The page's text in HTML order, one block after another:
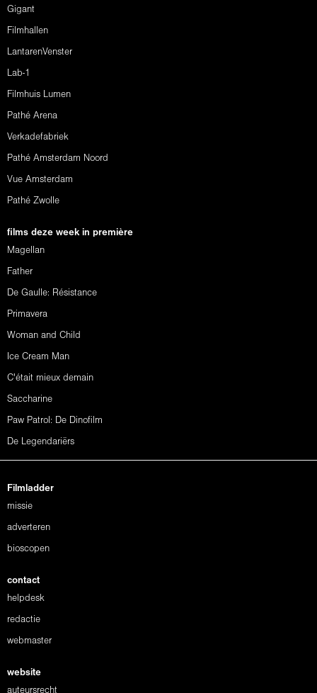
Gigant
Filmhallen
LantarenVenster
Lab-1
Filmhuis Lumen
Pathé Arena
Verkadefabriek
Pathé Amsterdam Noord
Vue Amsterdam
Pathé Zwolle
films deze week in première
Magellan
Father
De Gaulle: Résistance
Primavera
Woman and Child
Ice Cream Man
C'était mieux demain
Saccharine
Paw Patrol: De Dinofilm
De Legendariërs
Filmladder
missie
adverteren
bioscopen
contact
helpdesk
redactie
webmaster
website
auteursrecht